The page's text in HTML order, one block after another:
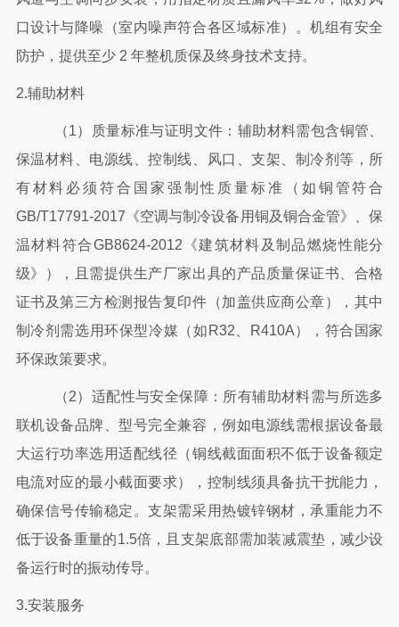
口设计与降噪（室内噪声符合各区域标准）。机组有安全
防护，提供至少 2 年整机质保及终身技术支持。
2.辅助材料
（1）质量标准与证明文件：辅助材料需包含铜管、
保温材料、电源线、控制线、风口、支架、制冷剂等，所
有材料必须符合国家强制性质量标准（如铜管符合
GB/T17791-2017《空调与制冷设备用铜及铜合金管》、保
温材料符合GB8624-2012《建筑材料及制品燃烧性能分
级》），且需提供生产厂家出具的产品质量保证书、合格
证书及第三方检测报告复印件（加盖供应商公章），其中
制冷剂需选用环保型冷媒（如R32、R410A），符合国家
环保政策要求。
（2）适配性与安全保障：所有辅助材料需与所选多
联机设备品牌、型号完全兼容，例如电源线需根据设备最
大运行功率选用适配线径（铜线截面面积不低于设备额定
电流对应的最小截面要求），控制线须具备抗干扰能力，
确保信号传输稳定。支架需采用热镀锌钢材，承重能力不
低于设备重量的1.5倍，且支架底部需加装减震垫，减少设
备运行时的振动传导。
3.安装服务